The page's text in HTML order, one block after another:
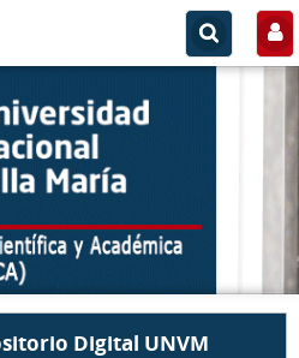
Digital UNVM